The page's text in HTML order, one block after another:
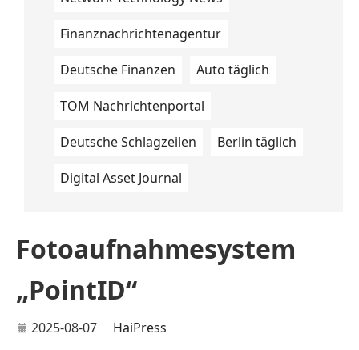
Finanznachrichtenagentur
Deutsche Finanzen Auto täglich
TOM Nachrichtenportal
Deutsche Schlagzeilen Berlin täglich
Digital Asset Journal
Fotoaufnahmesystem
„PointID“
2025-08-07 HaiPress